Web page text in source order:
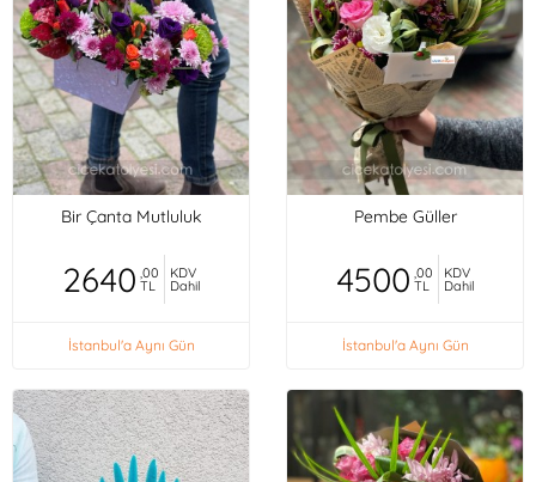
Bir Çanta Mutluluk
2640 ,00
TL
KDV
Dahil
İstanbul'a Aynı Gün
Pembe Güller
4500 ,00
TL
KDV
Dahil
İstanbul'a Aynı Gün